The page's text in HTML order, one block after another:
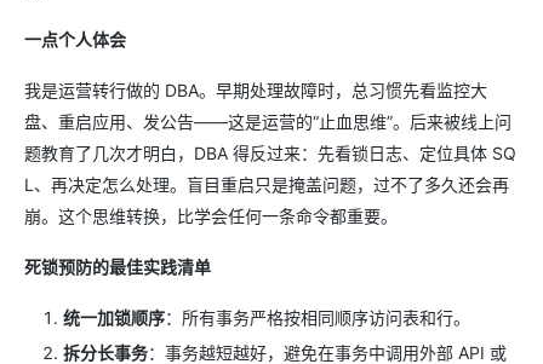
一点个人体会
我是运营转行做的 DBA。早期处理故障时，总习惯先看监控大
盘、重启应用、发公告——这是运营的“止血思维”。后来被线上问
题教育了几次才明白，DBA 得反过来：先看锁日志、定位具体 SQ
L、再决定怎么处理。盲目重启只是掩盖问题，过不了多久还会再
崩。这个思维转换，比学会任何一条命令都重要。
死锁预防的最佳实践清单
统一加锁顺序​：所有事务严格按相同顺序访问表和行。
拆分长事务​：事务越短越好，避免在事务中调用外部 API 或